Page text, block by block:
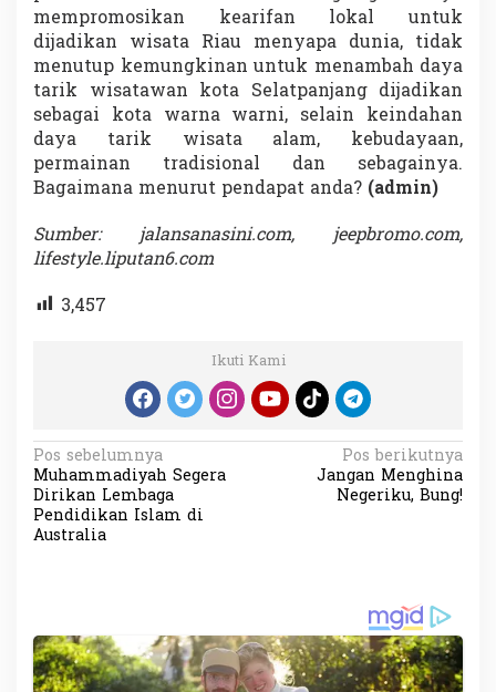
mempromosikan kearifan lokal untuk
dijadikan wisata Riau menyapa dunia, tidak
menutup kemungkinan untuk menambah daya
tarik wisatawan kota Selatpanjang dijadikan
sebagai kota warna warni, selain keindahan
daya tarik wisata alam, kebudayaan,
permainan tradisional dan sebagainya.
Bagaimana menurut pendapat anda? (admin)
Sumber: jalansanasini.com, jeepbromo.com,
lifestyle.liputan6.com
3,457
Ikuti Kami
N
a
v
s
i
Pos sebelumnya
Muhammadiyah Segera
Dirikan Lembaga
Pendidikan Islam di
Australia
Pos berikutnya
Jangan Menghina
Negeriku, Bung!